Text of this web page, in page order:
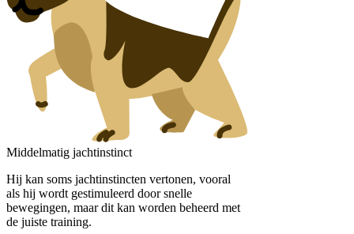
Middelmatig jachtinstinct
Hij kan soms jachtinstincten vertonen, vooral
als hij wordt gestimuleerd door snelle
bewegingen, maar dit kan worden beheerd met
de juiste training.